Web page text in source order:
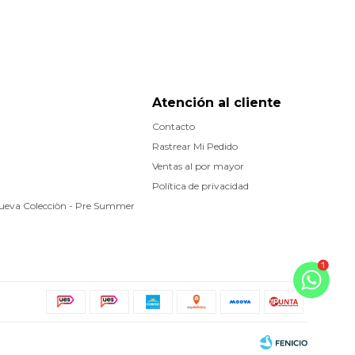
Atención al cliente
Contacto
Rastrear Mi Pedido
Ventas al por mayor
Política de privacidad
Colecciòn - Pre Summer